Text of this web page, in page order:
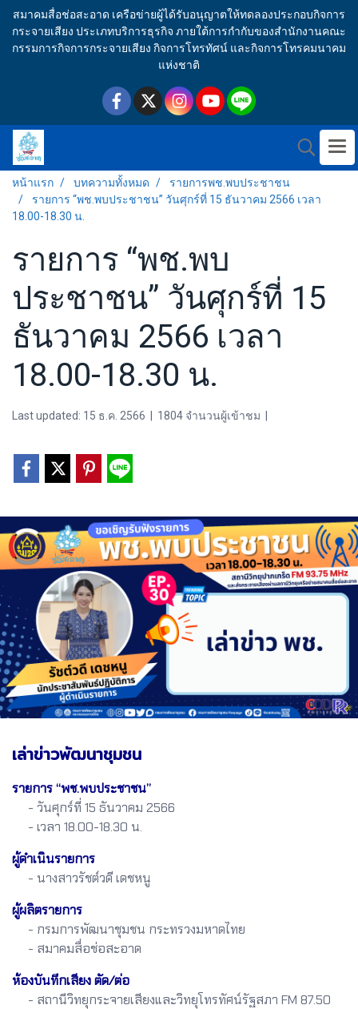
สมาคมสื่อช่อสะอาด เครือข่ายผู้ได้รับอนุญาตให้ทดลองประกอบกิจการ
กระจายเสียง ประเภทบริการธุรกิจ ภายใต้การกำกับของสำนักงานคณะ
กรรมการกิจการกระจายเสียง กิจการโทรทัศน์ และกิจการโทรคมนาคม
แห่งชาติ
หน้าแรก บทความทั้งหมด
รายการพช.พบประชาชน
รายการ “พช.พบประชาชน” วันศุกร์ที่ 15 ธันวาคม 2566 เวลา
18.00-18.30 น.
รายการ “พช.พบ
ประชาชน” วันศุกร์ที่ 15
ธันวาคม 2566 เวลา
18.00-18.30 น.
Last updated: 15 ธ.ค. 2566 1804 จำนวนผู้เข้าชม
เล่าข่าวพัฒนาชุมชน
รายการ “พช.พบประชาชน”
- วันศุกร์ที่ 15 ธันวาคม 2566
- เวลา 18.00-18.30 น.
ผู้ดำเนินรายการ
- นางสาวรัชต์วดี เดชหนู
ผู้ผลิตรายการ
- กรมการพัฒนาชุมชน กระทรวงมหาดไทย
- สมาคมสื่อช่อสะอาด
ห้องบันทึกเสียง ตัด/ต่อ
- สถานีวิทยุกระจายเสียงและวิทยุโทรทัศน์รัฐสภา FM 87.50